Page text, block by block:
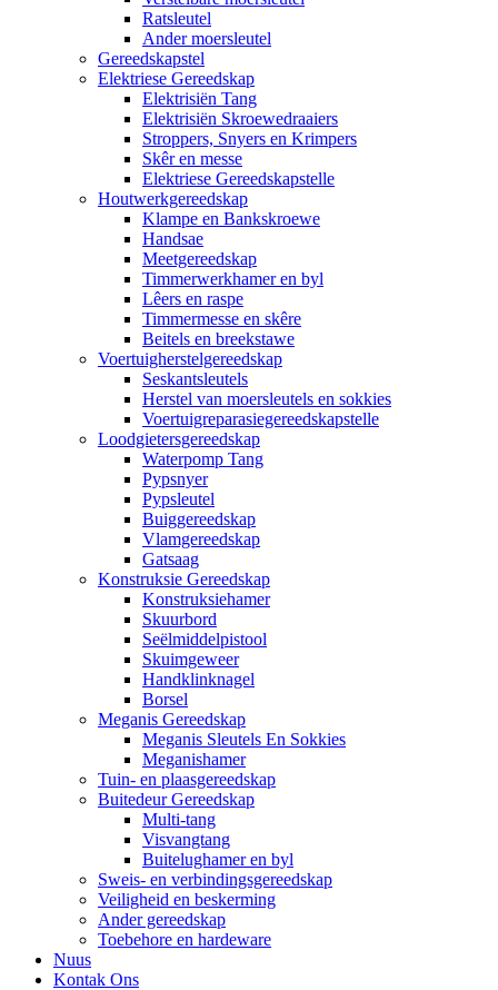
Ratsleutel
Ander moersleutel
Gereedskapstel
Elektriese Gereedskap
Elektrisiën Tang
Elektrisiën Skroewedraaiers
Stroppers, Snyers en Krimpers
Skêr en messe
Elektriese Gereedskapstelle
Houtwerkgereedskap
Klampe en Bankskroewe
Handsae
Meetgereedskap
Timmerwerkhamer en byl
Lêers en raspe
Timmermesse en skêre
Beitels en breekstawe
Voertuigherstelgereedskap
Seskantsleutels
Herstel van moersleutels en sokkies
Voertuigreparasiegereedskapstelle
Loodgietersgereedskap
Waterpomp Tang
Pypsnyer
Pypsleutel
Buiggereedskap
Vlamgereedskap
Gatsaag
Konstruksie Gereedskap
Konstruksiehamer
Skuurbord
Seëlmiddelpistool
Skuimgeweer
Handklinknagel
Borsel
Meganis Gereedskap
Meganis Sleutels En Sokkies
Meganishamer
Tuin- en plaasgereedskap
Buitedeur Gereedskap
Multi-tang
Visvangtang
Buitelughamer en byl
Sweis- en verbindingsgereedskap
Veiligheid en beskerming
Ander gereedskap
Toebehore en hardeware
Nuus
Kontak Ons